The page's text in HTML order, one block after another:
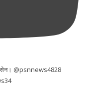
@psnnews4828